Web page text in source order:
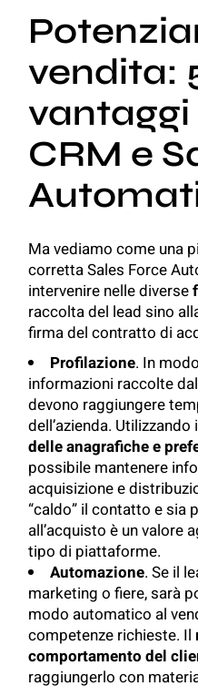
vendita:
CRM e
Ma vediamo come una
corretta Sales Force
intervenire nelle diverse
raccolta del lead sino
firma del contratto di
Profilazione. In
informazioni raccolte
devono raggiungere
dell’azienda. Utilizzando
delle anagrafiche e
possibile mantenere
acquisizione e
“caldo” il contatto e sia
all’acquisto è un valore
tipo di piattaforme.
Automazione. Se il
marketing o fiere, sarà
modo automatico al
competenze richieste. Il
comportamento del
raggiungerlo con